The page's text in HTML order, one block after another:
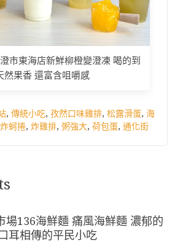
市東海店新鮮柳橙變澄凍 喝的到
然果香 還富含咀嚼感
, 傳統小吃, 孜然口味雞排, 松露滑蛋, 海
炸蚵捲, 炸雞排, 粥強大, 荷包蛋, 通化街
場136海鮮麵 痛風海鮮麵 濃郁的
耳相傳的平民小吃